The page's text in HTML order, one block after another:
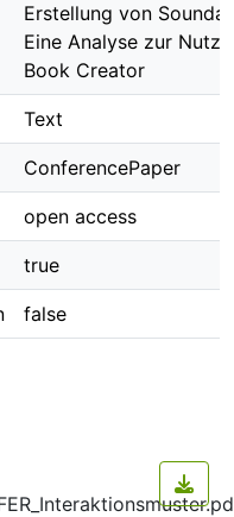
Erstellung von
Eine Analyse zur
Book Creator
Text
ConferencePaper
open access
true
false